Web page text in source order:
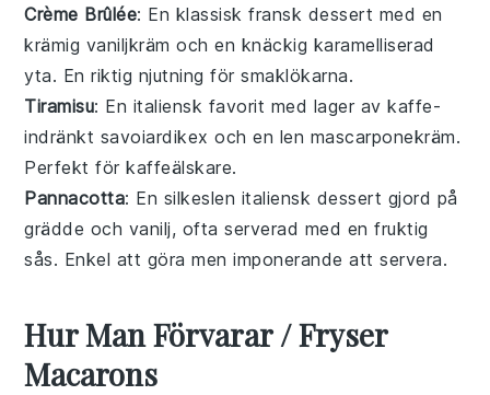
Crème Brûlée: En klassisk fransk dessert med en
krämig vaniljkräm och en knäckig karamelliserad
yta. En riktig njutning för smaklökarna.
Tiramisu: En italiensk favorit med lager avkaffe-
indränkt savoiardikex och en len mascarponekräm.
Perfekt för kaffeälskare.
Pannacotta: En silkeslen italiensk dessert gjord på
grädde och vanilj, ofta serverad med en fruktig
sås. Enkel att göra men imponerande att servera.
Hur Man Förvarar / Fryser
Macarons